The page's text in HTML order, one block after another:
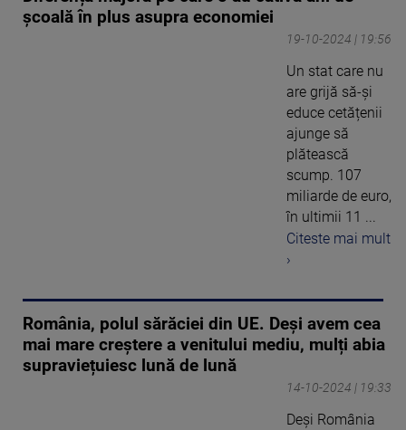
școală în plus asupra economiei
19-10-2024 | 19:56
Un stat care nu
are grijă să-și
educe cetățenii
ajunge să
plătească
scump. 107
miliarde de euro,
în ultimii 11 ...
Citeste mai mult
›
România, polul sărăciei din UE. Deși avem cea
mai mare creștere a venitului mediu, mulți abia
supraviețuiesc lună de lună
14-10-2024 | 19:33
Deși România